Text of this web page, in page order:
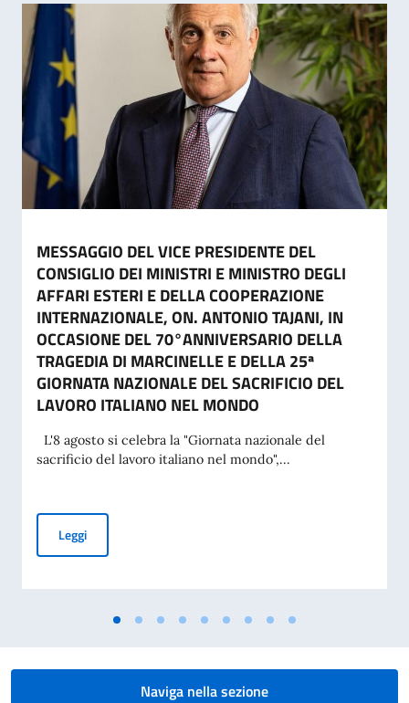
MESSAGGIO DEL VICE PRESIDENTE DEL
CONSIGLIO DEI MINISTRI E MINISTRO DEGLI
AFFARI ESTERI E DELLA COOPERAZIONE
INTERNAZIONALE, ON. ANTONIO TAJANI, IN
OCCASIONE DEL 70°ANNIVERSARIO DELLA
TRAGEDIA DI MARCINELLE E DELLA 25ª
GIORNATA NAZIONALE DEL SACRIFICIO DEL
LAVORO ITALIANO NEL MONDO
L'8 agosto si celebra la "Giornata nazionale del
sacrificio del lavoro italiano nel mondo",...
LeggiMESSAGGIO DEL VICE PRESIDENTE DEL CONSIGLIO DEI
Naviga nella sezione